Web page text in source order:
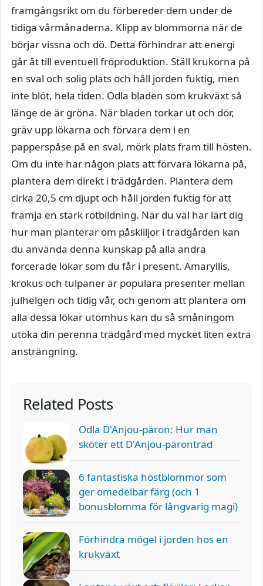
framgångsrikt om du förbereder dem under de
tidiga vårmånaderna. Klipp av blommorna när de
börjar vissna och dö. Detta förhindrar att energi
går åt till eventuell fröproduktion. Ställ krukorna på
en sval och solig plats och håll jorden fuktig, men
inte blöt, hela tiden. Odla bladen som krukväxt så
länge de är gröna. När bladen torkar ut och dör,
gräv upp lökarna och förvara dem i en
papperspåse på en sval, mörk plats fram till hösten.
Om du inte har någon plats att förvara lökarna på,
plantera dem direkt i trädgården. Plantera dem
cirka 20,5 cm djupt och håll jorden fuktig för att
främja en stark rotbildning. När du väl har lärt dig
hur man planterar om påskliljor i trädgården kan
du använda denna kunskap på alla andra
forcerade lökar som du får i present. Amaryllis,
krokus och tulpaner är populära presenter mellan
julhelgen och tidig vår, och genom att plantera om
alla dessa lökar utomhus kan du så småningom
utöka din perenna trädgård med mycket liten extra
ansträngning.
Related Posts
Odla D'Anjou-päron: Hur man
sköter ett D'Anjou-päronträd
6 fantastiska höstblommor som
ger omedelbar färg (och 1
bonusblomma för långvarig magi)
Förhindra mögel i jorden hos en
krukväxt